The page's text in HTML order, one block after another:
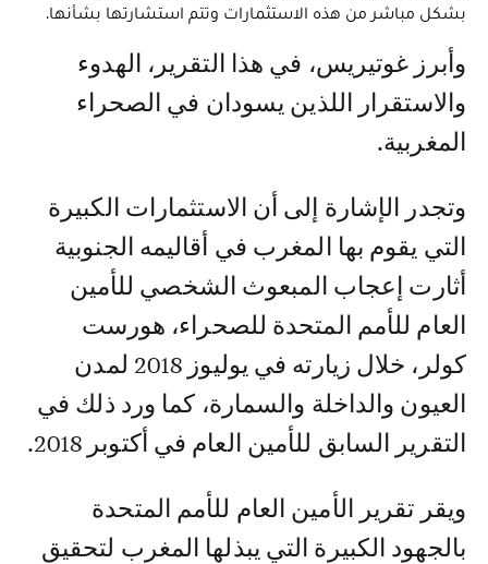
بشكل مباشر من هذه الاستثمارات وتتم استشارتها بشأنها.
وأبرز غوتيريس، في هذا التقرير، الهدوء
والاستقرار اللذين يسودان في الصحراء
المغربية.
وتجدر الإشارة إلى أن الاستثمارات الكبيرة
التي يقوم بها المغرب في أقاليمه الجنوبية
أثارت إعجاب المبعوث الشخصي للأمين
العام للأمم المتحدة للصحراء، هورست
كولر، خلال زيارته في يوليوز 2018 لمدن
العيون والداخلة والسمارة، كما ورد ذلك في
التقرير السابق للأمين العام في أكتوبر 2018.
ويقر تقرير الأمين العام للأمم المتحدة
بالجهود الكبيرة التي يبذلها المغرب لتحقيق